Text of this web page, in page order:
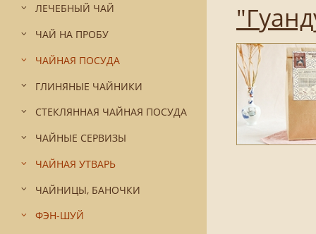
ЛЕЧЕБНЫЙ ЧАЙ
ЧАЙ НА ПРОБУ
ЧАЙНАЯ ПОСУДА
ГЛИНЯНЫЕ ЧАЙНИКИ
СТЕКЛЯННАЯ ЧАЙНАЯ ПОСУДА
ЧАЙНЫЕ СЕРВИЗЫ
ЧАЙНАЯ УТВАРЬ
ЧАЙНИЦЫ, БАНОЧКИ
ФЭН-ШУЙ